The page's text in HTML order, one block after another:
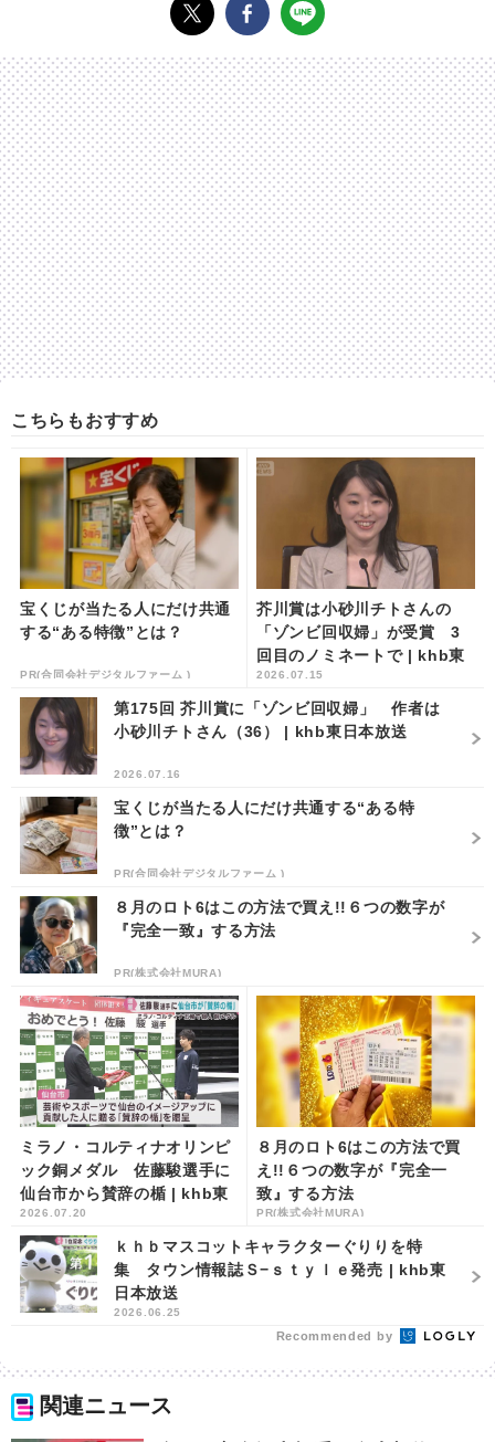
こちらもおすすめ
宝くじが当たる人にだけ共通
する“ある特徴”とは？
PR(合同会社デジタルファーム )
芥川賞は小砂川チトさんの
「ゾンビ回収婦」が受賞 3
回目のノミネートで | khb東
日本放送
2026.07.15
第175回 芥川賞に「ゾンビ回収婦」 作者は
小砂川チトさん（36） | khb東日本放送
2026.07.16
宝くじが当たる人にだけ共通する“ある特
徴”とは？
PR(合同会社デジタルファーム )
８月のロト6はこの方法で買え!!６つの数字が
『完全一致』する方法
PR(株式会社MURA)
ミラノ・コルティナオリンピ
ック銅メダル 佐藤駿選手に
仙台市から賛辞の楯 | khb東
日本放送
2026.07.20
８月のロト6はこの方法で買
え!!６つの数字が『完全一
致』する方法
PR(株式会社MURA)
ｋｈｂマスコットキャラクターぐりりを特
集 タウン情報誌Ｓ−ｓｔｙｌｅ発売 | khb東
日本放送
2026.06.25
Recommended by
関連ニュース